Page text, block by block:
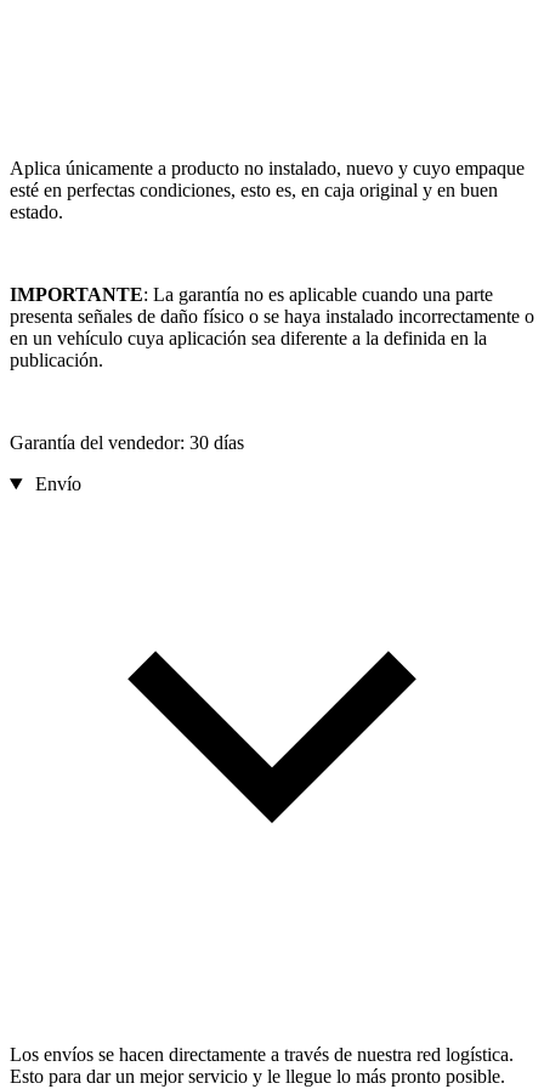
Aplica únicamente a producto no instalado, nuevo y cuyo empaque
esté en perfectas condiciones, esto es, en caja original y en buen
estado.
IMPORTANTE: La garantía no es aplicable cuando una parte
presenta señales de daño físico o se haya instalado incorrectamente o
en un vehículo cuya aplicación sea diferente a la definida en la
publicación.
Garantía del vendedor: 30 días
Envío
Los envíos se hacen directamente a través de nuestra red logística.
Esto para dar un mejor servicio y le llegue lo más pronto posible.